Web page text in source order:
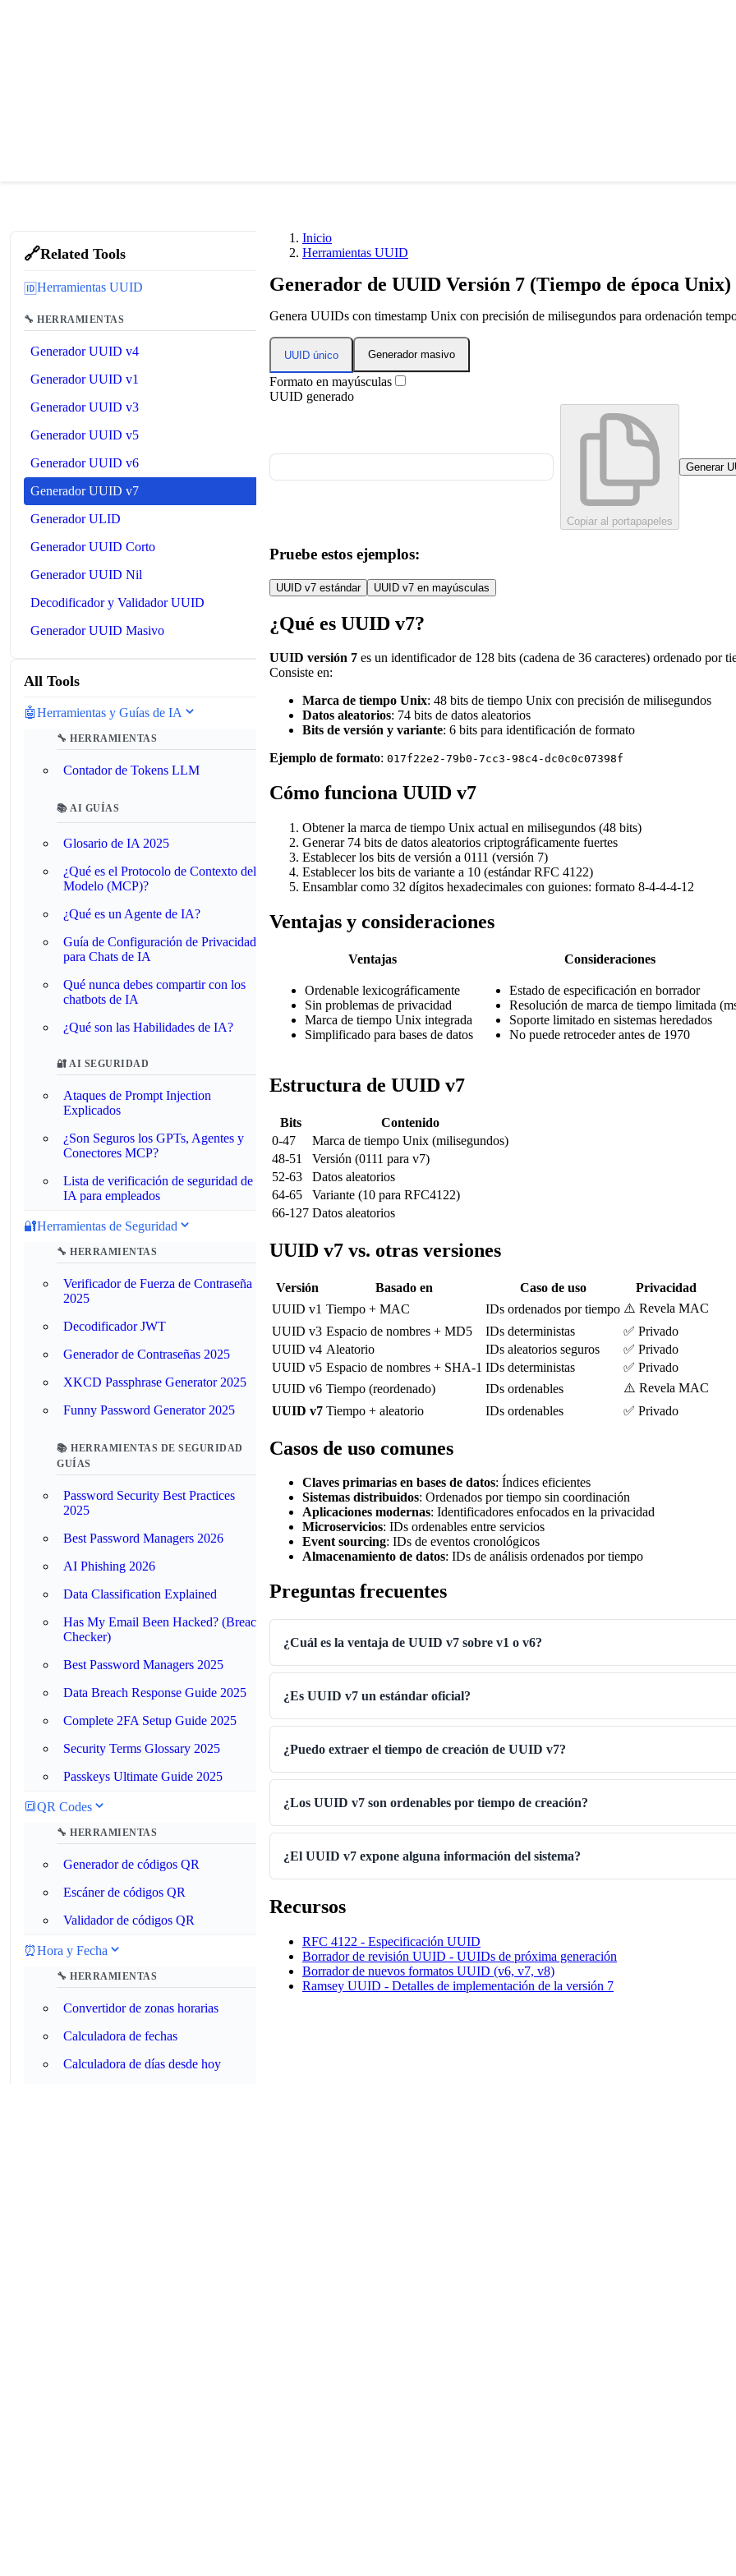
🔗Related Tools
🆔Herramientas UUID
🔧 HERRAMIENTAS
Generador UUID v4
Generador UUID v1
Generador UUID v3
Generador UUID v5
Generador UUID v6
Generador UUID v7
Generador ULID
Generador UUID Corto
Generador UUID Nil
Decodificador y Validador UUID
Generador UUID Masivo
All Tools
🤖Herramientas y Guías de IA
🔧 HERRAMIENTAS
Contador de Tokens LLM
📚 AI GUÍAS
Glosario de IA 2025
¿Qué es el Protocolo de Contexto del
Modelo (MCP)?
¿Qué es un Agente de IA?
Guía de Configuración de Privacidad
para Chats de IA
Qué nunca debes compartir con los
chatbots de IA
¿Qué son las Habilidades de IA?
🔐 AI SEGURIDAD
Ataques de Prompt Injection
Explicados
¿Son Seguros los GPTs, Agentes y
Conectores MCP?
Lista de verificación de seguridad de
IA para empleados
🔐Herramientas de Seguridad
🔧 HERRAMIENTAS
Verificador de Fuerza de Contraseña
2025
Decodificador JWT
Generador de Contraseñas 2025
XKCD Passphrase Generator 2025
Funny Password Generator 2025
📚 HERRAMIENTAS DE SEGURIDAD
GUÍAS
Password Security Best Practices
2025
Best Password Managers 2026
AI Phishing 2026
Data Classification Explained
Has My Email Been Hacked? (Breach
Checker)
Best Password Managers 2025
Data Breach Response Guide 2025
Complete 2FA Setup Guide 2025
Security Terms Glossary 2025
Passkeys Ultimate Guide 2025
🔳QR Codes
🔧 HERRAMIENTAS
Generador de códigos QR
Escáner de códigos QR
Validador de códigos QR
⏰Hora y Fecha
🔧 HERRAMIENTAS
Convertidor de zonas horarias
Calculadora de fechas
Calculadora de días desde hoy
Inicio
Herramientas UUID
Generador de UUID Versión 7 (Tiempo de época Unix)
Genera UUIDs con timestamp Unix con precisión de milisegundos para ordenación
UUID único Generador masivo
Formato en mayúsculas
UUID generado
Copiar al portapapeles
Generar
Pruebe estos ejemplos:
UUID v7 estándar UUID v7 en mayúsculas
¿Qué es UUID v7?
UUID versión 7 es un identificador de 128 bits (cadena de 36 caracteres) ordenado
Consiste en:
Marca de tiempo Unix: 48 bits de tiempo Unix con precisión de milisegundos
Datos aleatorios: 74 bits de datos aleatorios
Bits de versión y variante: 6 bits para identificación de formato
Ejemplo de formato: 017f22e2-79b0-7cc3-98c4-dc0c0c07398f
Cómo funciona UUID v7
Obtener la marca de tiempo Unix actual en milisegundos (48 bits)
Generar 74 bits de datos aleatorios criptográficamente fuertes
Establecer los bits de versión a 0111 (versión 7)
Establecer los bits de variante a 10 (estándar RFC 4122)
Ensamblar como 32 dígitos hexadecimales con guiones: formato 8-4-4-4-12
Ventajas y consideraciones
Ventajas Consideraciones
Ordenable lexicográficamente
Sin problemas de privacidad
Marca de tiempo Unix integrada
Simplificado para bases de datos
Estado de especificación en borrador
Resolución de marca de tiempo limitada
Soporte limitado en sistemas heredados
No puede retroceder antes de 1970
Estructura de UUID v7
Bits
Contenido
0-47
Marca de tiempo Unix (milisegundos)
48-51
Versión (0111 para v7)
52-63
Datos aleatorios
64-65
Variante (10 para RFC4122)
66-127 Datos aleatorios
UUID v7 vs. otras versiones
Versión Basado en Caso de uso
Privacidad
UUID v1 Tiempo + MAC IDs ordenados por tiempo ⚠️ Revela MAC
UUID v3 Espacio de nombres + MD5 IDs deterministas
✅ Privado
UUID v4 Aleatorio IDs aleatorios seguros
✅ Privado
UUID v5 Espacio de nombres + SHA-1 IDs deterministas
✅ Privado
UUID v6 Tiempo (reordenado) IDs ordenables
⚠️ Revela MAC
UUID v7 Tiempo + aleatorio IDs ordenables ✅ Privado
Casos de uso comunes
Claves primarias en bases de datos: Índices eficientes
Sistemas distribuidos: Ordenados por tiempo sin coordinación
Aplicaciones modernas: Identificadores enfocados en la privacidad
Microservicios: IDs ordenables entre servicios
Event sourcing: IDs de eventos cronológicos
Almacenamiento de datos: IDs de análisis ordenados por tiempo
Preguntas frecuentes
¿Cuál es la ventaja de UUID v7 sobre v1 o v6?
¿Es UUID v7 un estándar oficial?
¿Puedo extraer el tiempo de creación de UUID v7?
¿Los UUID v7 son ordenables por tiempo de creación?
¿El UUID v7 expone alguna información del sistema?
Recursos
RFC 4122 - Especificación UUID
Borrador de revisión UUID - UUIDs de próxima generación
Borrador de nuevos formatos UUID (v6, v7, v8)
Ramsey UUID - Detalles de implementación de la versión 7